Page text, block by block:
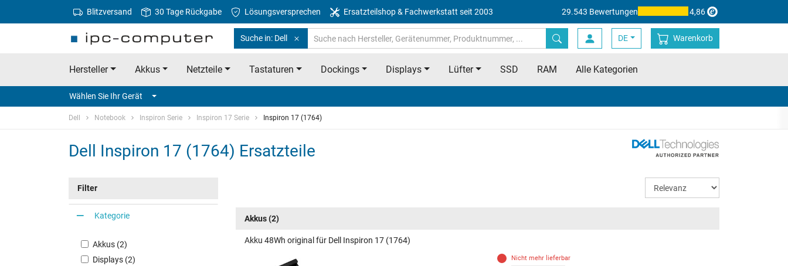
Blitzversand 30 Tage Rückgabe Lösungsversprechen Ersatzteilshop & Fachwerkstatt seit 2003 29.543 Bewertungen 4,86
Suche in: Dell DE Warenkorb
Hersteller Akkus Netzteile Tastaturen Dockings Displays Lüfter SSD RAM Alle Kategorien
Wählen Sie Ihr Gerät
Dell Notebook Inspiron Serie Inspiron 17 Serie Inspiron 17 (1764)
Dell Inspiron 17 (1764) Ersatzteile
Filter
Kategorie
Akkus (2)
Displays (2)
Akkus(2)
Akku 48Wh original für Dell Inspiron 17 (1764)
Nicht mehr lieferbar